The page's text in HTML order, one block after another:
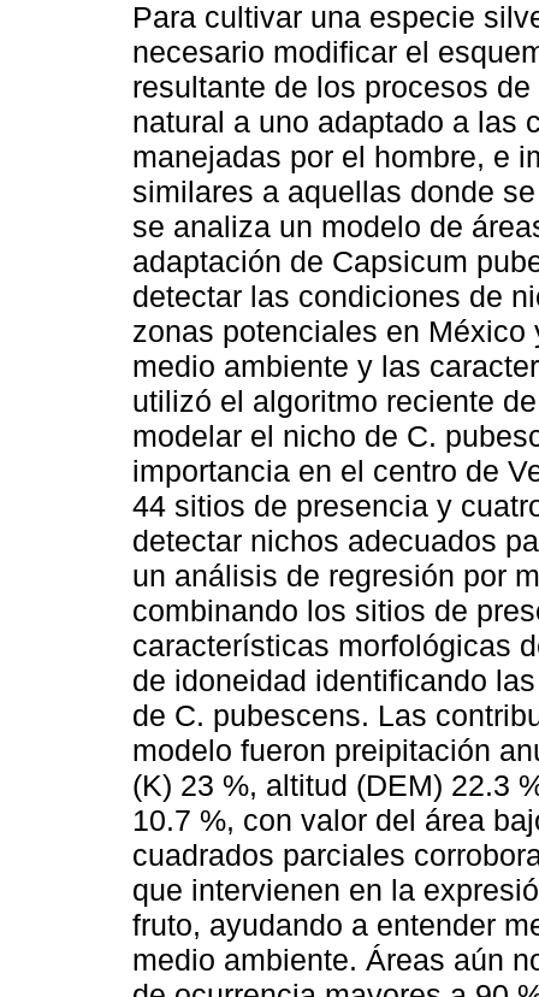
Para cultivar una especie
necesario modificar el
resultante de los procesos
natural a uno adaptado a las
manejadas por el hombre, e
similares a aquellas donde
se analiza un modelo de
adaptación de Capsicum
detectar las condiciones de
zonas potenciales en
medio ambiente y las
utilizó el algoritmo reciente
modelar el nicho de C.
importancia en el centro de
44 sitios de presencia y
detectar nichos adecuados
un análisis de regresión por
combinando los sitios de
características morfológicas
de idoneidad identificando
de C. pubescens. Las
modelo fueron preipitación
(K) 23 %, altitud (DEM) 22.3
10.7 %, con valor del área
cuadrados parciales
que intervienen en la
fruto, ayudando a entender
medio ambiente. Áreas aún